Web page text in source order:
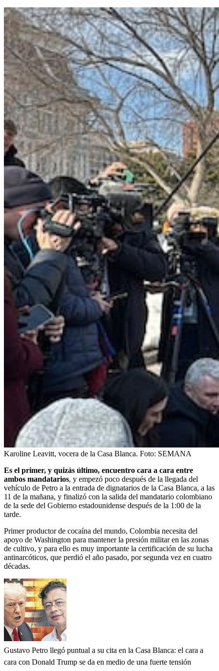
Karoline Leavitt, vocera de la Casa Blanca. Foto: SEMANA
Es el primer, y quizás último, encuentro cara a cara entre
ambos mandatarios, y empezó poco después de la llegada del
vehículo de Petro a la entrada de dignatarios de la Casa Blanca, a las
11 de la mañana, y finalizó con la salida del mandatario colombiano
de la sede del Gobierno estadounidense después de la 1:00 de la
tarde.
Primer productor de cocaína del mundo, Colombia necesita del
apoyo de Washington para mantener la presión militar en las zonas
de cultivo, y para ello es muy importante la certificación de su lucha
antinarcóticos, que perdió el año pasado, por segunda vez en cuatro
décadas.
Gustavo Petro llegó puntual a su cita en la Casa Blanca: el cara a
cara con Donald Trump se da en medio de una fuerte tensión